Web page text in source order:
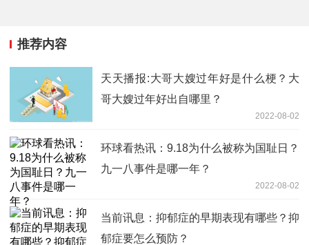
推荐内容
天天播报:大哥大嫂过年好是什么梗？大
哥大嫂过年好出自哪里？
2022-08-02
环球看热讯：9.18为什么被称为国耻日？
九一八事件是哪一年？
2022-08-02
当前讯息：抑郁症的早期表现有哪些？抑
郁症要怎么预防？